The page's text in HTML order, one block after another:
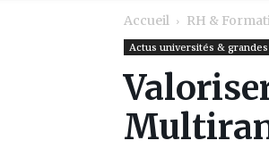
Accueil RH &
Actus universités &